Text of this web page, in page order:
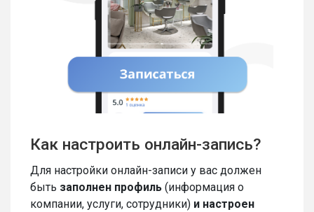
Как настроить онлайн-запись?
Для настройки онлайн-записи у вас должен
быть заполнен профиль (информация о
компании, услуги, сотрудники) и настроен